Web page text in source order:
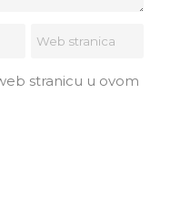
stranicu u ovom